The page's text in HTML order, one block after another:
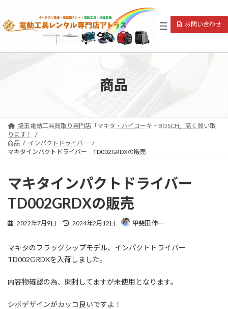
テ
へ
ゲ
ョ
お問い合わせ
商品
埼玉電動工具買取り専門店「マキタ・ハイコーキ・BOSCH」高く買い取
ります！
商品
インパクトドライバー
マキタインパクトドライバー TD002GRDXの販売
マキタインパクトドライバー
TD002GRDXの販売
2022年7月9日
最
新
日
2024年2月12日 甲斐田 伸一
マキタのフラッグシップモデル、インパクトドライバー
TD002GRDXを入荷しました。
内容物確認の為、開封してますが未使用となります。
シボデザインがカッコ良いですよ！